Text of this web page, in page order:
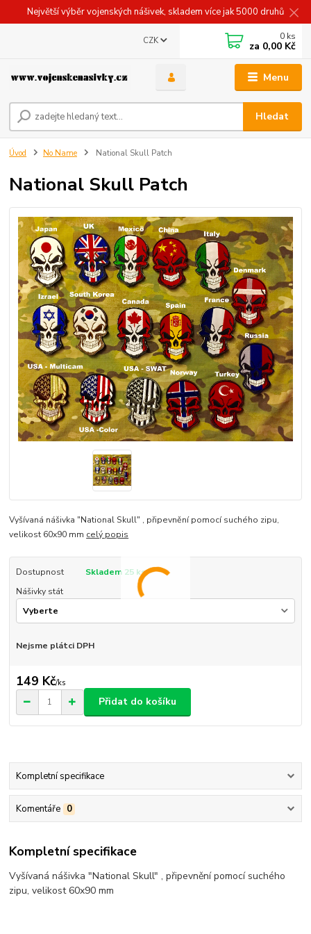
Největší výběr vojenských nášivek, skladem více jak 5000 druhů
Menu
CZK
Hledat
0 ks
za 0,00 Kč
Úvod No Name National Skull Patch
National Skull Patch
Vyšívaná nášivka "National Skull" , připevnění pomocí suchého zipu,
velikost 60x90 mm celý popis
Dostupnost
Skladem 25 ks
Nášivky stát
Nejsme plátci DPH
149 Kč/ks
Přidat do košíku
Kompletní specifikace
Komentáře 0
Kompletní specifikace
Vyšívaná nášivka "National Skull" , připevnění pomocí suchého
zipu, velikost 60x90 mm